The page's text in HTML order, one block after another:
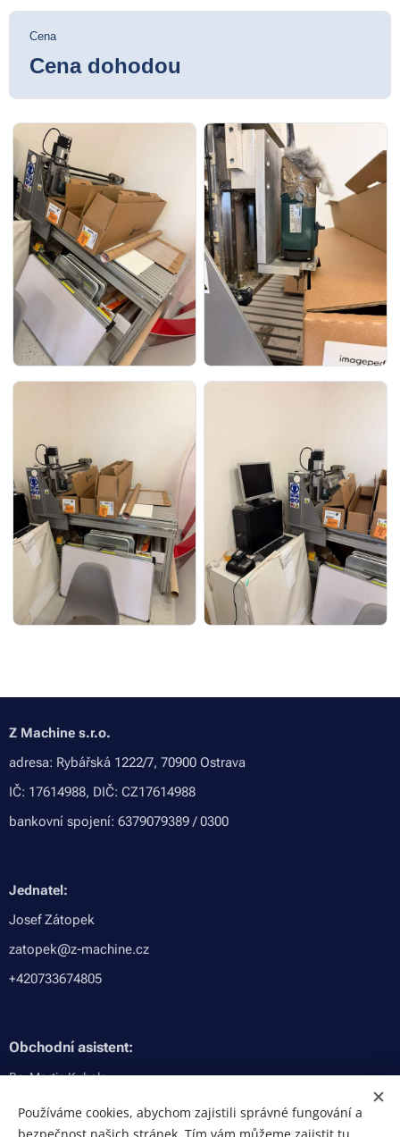
Cena
Cena dohodou
Z Machine s.r.o.
adresa: Rybářská 1222/7, 70900 Ostrava
IČ: 17614988, DIČ: CZ17614988
bankovní spojení: 6379079389 / 0300
Jednatel:
Josef Zátopek
zatopek@z-machine.cz
+420733674805
Obchodní asistent:
Bc. Martin Kubala
kubala@z-machine.cz
Používáme cookies, abychom zajistili správné fungování a